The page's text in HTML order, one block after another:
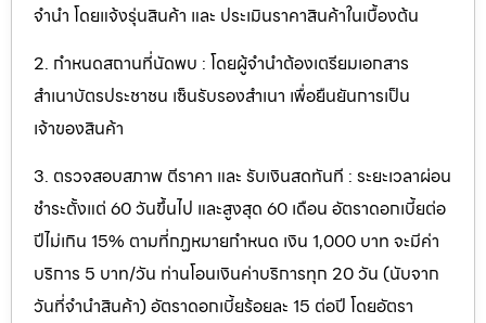
จำนำ โดยแจ้งรุ่นสินค้า และ ประเมินราคาสินค้าในเบื้องต้น
2. กำหนดสถานที่นัดพบ : โดยผู้จำนำต้องเตรียมเอกสาร
สำเนาบัตรประชาชน เซ็นรับรองสำเนา เพื่อยืนยันการเป็น
เจ้าของสินค้า
3. ตรวจสอบสภาพ ตีราคา และ รับเงินสดทันที : ระยะเวลาผ่อน
ชำระตั้งแต่ 60 วันขึ้นไป และสูงสุด 60 เดือน อัตราดอกเบี้ยต่อ
ปีไม่เกิน 15% ตามที่กฏหมายกำหนด เงิน 1,000 บาท จะมีค่า
บริการ 5 บาท/วัน ท่านโอนเงินค่าบริการทุก 20 วัน (นับจาก
วันที่จำนำสินค้า) อัตราดอกเบี้ยร้อยละ 15 ต่อปี โดยอัตรา